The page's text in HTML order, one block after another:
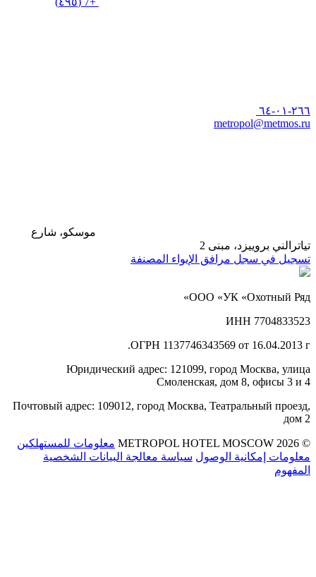
٢٦٦-٠١-٦٤
metropol@metmos.ru
موسكو، شارع
تياترالني بروييزد، مبنى 2
تسجيل في سجل مرافق الإيواء المصنفة
ООО «УК «Охотный Ряд»
ИНН 7704833523
ОГРН 1137746343569 от 16.04.2013 г.
Юридический адрес: 121099, город Москва, улица
Смоленская, дом 8, офисы 3 и 4
Почтовый адрес: 109012, город Москва, Театральный проезд,
дом 2
© 2026 METROPOL HOTEL MOSCOW
معلومات للمستهلكين
معلومات إمكانية الوصول سياسة معالجة البيانات الشخصية
المفهوم